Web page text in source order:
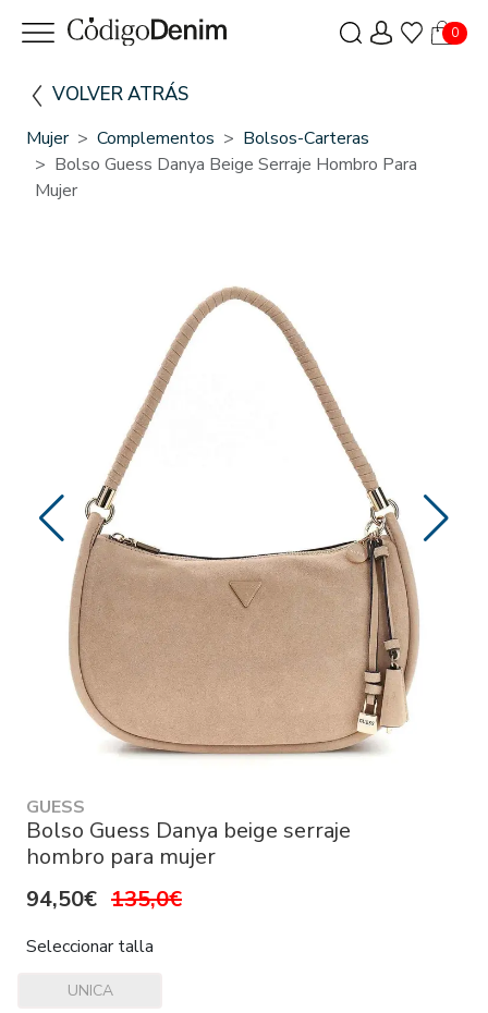
0
VOLVER ATRÁS
Mujer Complementos
Bolsos-Carteras
Bolso Guess Danya Beige Serraje Hombro Para
Mujer
GUESS
Bolso Guess Danya beige serraje
hombro para mujer
94,50€ 135,0€
Seleccionar talla
UNICA